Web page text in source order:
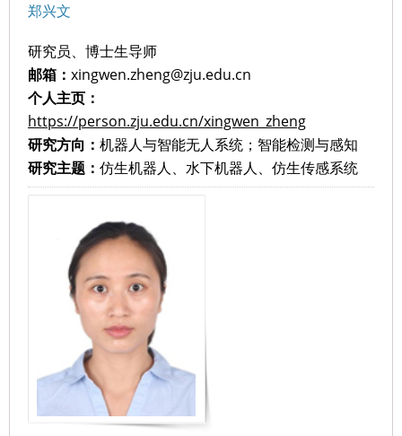
郑兴文
研究员、博士生导师
邮箱： xingwen.zheng@zju.edu.cn
个人主页：
https://person.zju.edu.cn/xingwen_zheng
研究方向： 机器人与智能无人系统；智能检测与感知
研究主题： 仿生机器人、水下机器人、仿生传感系统